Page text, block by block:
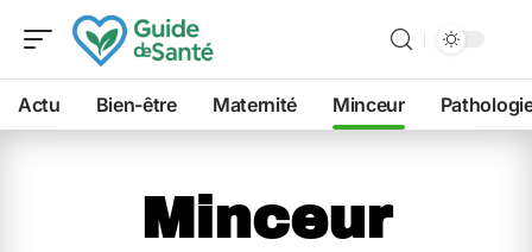
Actu Bien-être Maternité Minceur
Minceur